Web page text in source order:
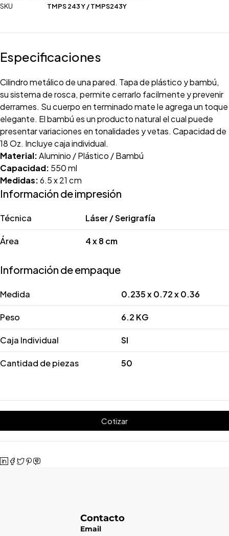
SKU TMPS 243 Y / TMPS243Y
Especificaciones
Cilindro metálico de una pared. Tapa de plástico y bambú,
su sistema de rosca, permite cerrarlo facilmente y prevenir
derrames. Su cuerpo en terminado mate le agrega un toque
elegante. El bambú es un producto natural el cual puede
presentar variaciones en tonalidades y vetas. Capacidad de
18 Oz. Incluye caja individual.
Material:Aluminio / Plástico / Bambú
Capacidad: 550 ml
Medidas:6.5 x 21 cm
Información de impresión
Técnica Láser / Serigrafía
Área 4 x 8 cm
Información de empaque
Medida 0.235 x 0.72 x 0.36
Peso 6.2 KG
Caja Individual SI
Cantidad de piezas 50
Cotizar
Contacto
Email